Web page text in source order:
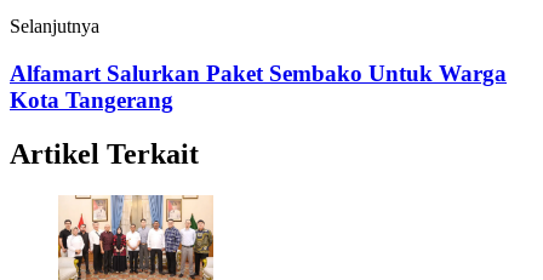
Selanjutnya
Alfamart Salurkan Paket Sembako Untuk Warga
Kota Tangerang
Artikel Terkait